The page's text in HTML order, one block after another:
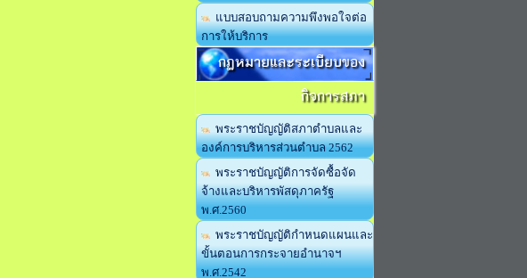
แบบสอบถามความพึงพอใจต่อ
การให้บริการ
กฏหมายและระเบียบของ
กิจการสภา
พระราชบัญญัติสภาตำบลและ
องค์การบริหารส่วนตำบล 2562
พระราชบัญญัติการจัดซื้อจัด
จ้างและบริหารพัสดุภาครัฐ
พ.ศ.2560
พระราชบัญญัติกำหนดแผนและ
ขั้นตอนการกระจายอำนาจฯ
พ.ศ.2542